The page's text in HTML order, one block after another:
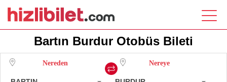
Bartın Burdur Otobüs Bileti
Nereden Nereye